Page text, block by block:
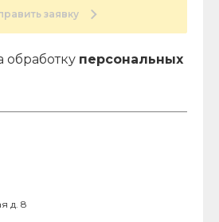
заявку
обработку персональных
д. 8